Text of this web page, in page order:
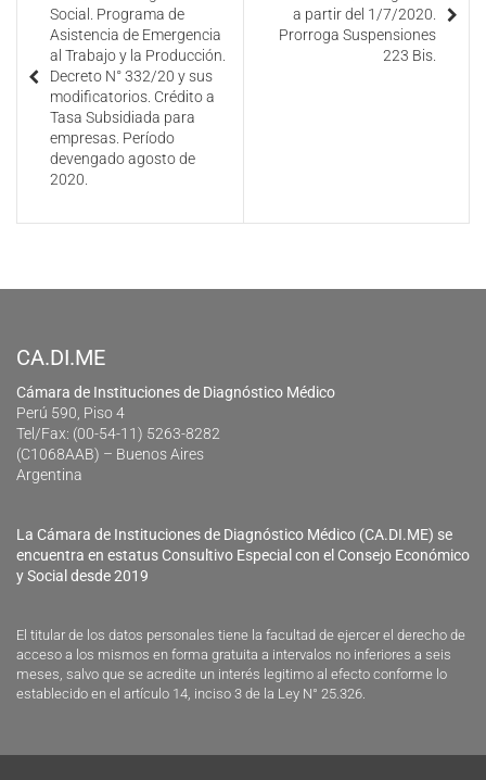
Social. Programa de
Asistencia de Emergencia
al Trabajo y la Producción.
Decreto N° 332/20 y sus
modificatorios. Crédito a
Tasa Subsidiada para
empresas. Período
devengado agosto de
2020.
a partir del 1/7/2020.
Prorroga Suspensiones
223 Bis.
CA.DI.ME
Cámara de Instituciones de Diagnóstico Médico
Perú 590, Piso 4
Tel/Fax: (00-54-11) 5263-8282
(C1068AAB) – Buenos Aires
Argentina
La Cámara de Instituciones de Diagnóstico Médico (CA.DI.ME) se
encuentra en estatus Consultivo Especial con el Consejo Económico
y Social desde 2019
El titular de los datos personales tiene la facultad de ejercer el derecho de
acceso a los mismos en forma gratuita a intervalos no inferiores a seis
meses, salvo que se acredite un interés legitimo al efecto conforme lo
establecido en el artículo 14, inciso 3 de la Ley N° 25.326.